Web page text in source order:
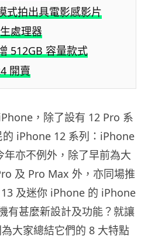
式拍出具電影感影片
處理器
512GB 容量款式
開賣
，除了設有 12 Pro 系
iPhone 12 系列：iPhone
亦不例外，除了早前為大
及 Pro Max 外，亦同場推
及迷你 iPhone 的 iPhone
有甚麼新設計及功能？就讓
大家總結它們的 8 大特點